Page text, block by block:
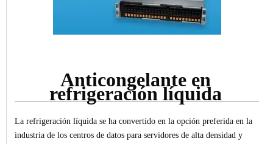
Anticongelante en
refrigeración líquida
La refrigeración líquida se ha convertido en la opción preferida en la
industria de los centros de datos para servidores de alta densidad y